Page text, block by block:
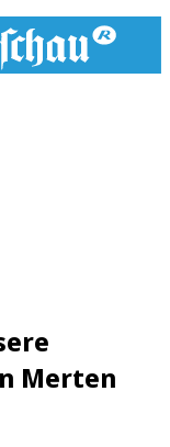
Merten